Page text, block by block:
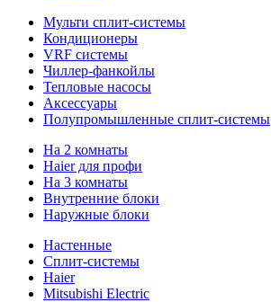
Мульти сплит-системы
Кондиционеры
VRF системы
Чиллер-фанкойлы
Тепловые насосы
Аксессуары
Полупромышленные сплит-системы
На 2 комнаты
Haier для профи
На 3 комнаты
Внутренние блоки
Наружные блоки
Настенные
Сплит-системы
Haier
Mitsubishi Electric